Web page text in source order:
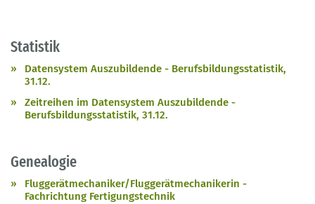
Statistik
Datensystem Auszubildende - Berufsbildungsstatistik,
31.12.
Zeitreihen im Datensystem Auszubildende -
Berufsbildungsstatistik, 31.12.
Genealogie
Fluggerätmechaniker/Fluggerätmechanikerin -
Fachrichtung Fertigungstechnik